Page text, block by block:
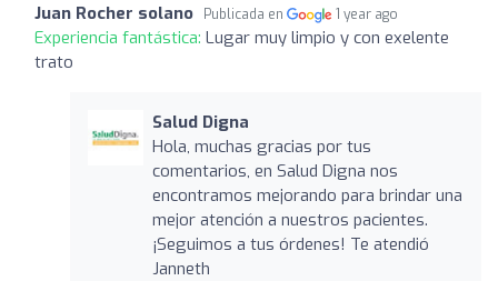
Juan Rocher solano Publicada en 1 year ago
Experiencia fantástica: Lugar muy limpio y con exelente
trato
Salud Digna
Hola, muchas gracias por tus
comentarios, en Salud Digna nos
encontramos mejorando para brindar una
mejor atención a nuestros pacientes.
¡Seguimos a tus órdenes! Te atendió
Janneth